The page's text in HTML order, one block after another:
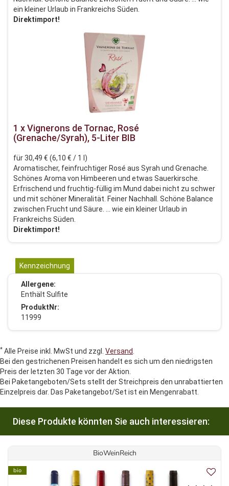
ein kleiner Urlaub in Frankreichs Süden.
Direktimport!
1 x Vignerons de Tornac, Rosé
(Grenache/Syrah), 5-Liter BIB
für 30,49 € (6,10 € / 1 l)
Aromatischer, feinfruchtiger Rosé aus Syrah und Grenache.
Schönes Aroma von Himbeeren und etwas Sauerkirsche.
Erfrischend und fruchtig-füllig im Mund dabei nicht zu schwer
und mit schöner Mineralität. Feiner Nachhall. Schöne Balance
zwischen Frucht und Säure. ... wie ein kleiner Urlaub in
Frankreichs Süden.
Direktimport!
Kennzeichnung
Allergene:
Enthält Sulfite
ProduktNr:
11999
* Alle Preise inkl. MwSt und zzgl. Versand
Bei den gestrichenen Preisen handelt es sich um den niedrigsten
Preis der letzten 30 Tage vor der Aktion.
Bei Paketangeboten/Sets stellt der Streichpreis den unrabattierten
Einzelpreis dar. Das Paketangebot/Set ist ein Mengenrabatt.
Diese Produkte könnten Sie auch interessieren:
BioWeinReich
bio